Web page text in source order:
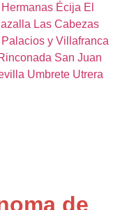
Hermanas Écija El
Las Cabezas
Palacios y Villafranca
San Juan
Umbrete Utrera
de